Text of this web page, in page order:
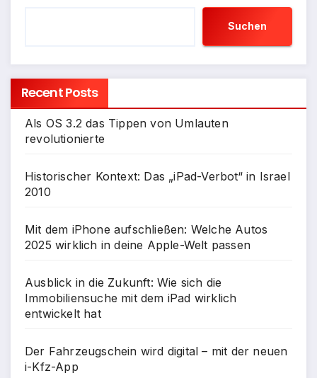
Suchen
Recent Posts
Als OS 3.2 das Tippen von Umlauten
revolutionierte
Historischer Kontext: Das „iPad-Verbot“ in Israel
2010
Mit dem iPhone aufschließen: Welche Autos
2025 wirklich in deine Apple-Welt passen
Ausblick in die Zukunft: Wie sich die
Immobiliensuche mit dem iPad wirklich
entwickelt hat
Der Fahrzeugschein wird digital – mit der neuen
i-Kfz-App